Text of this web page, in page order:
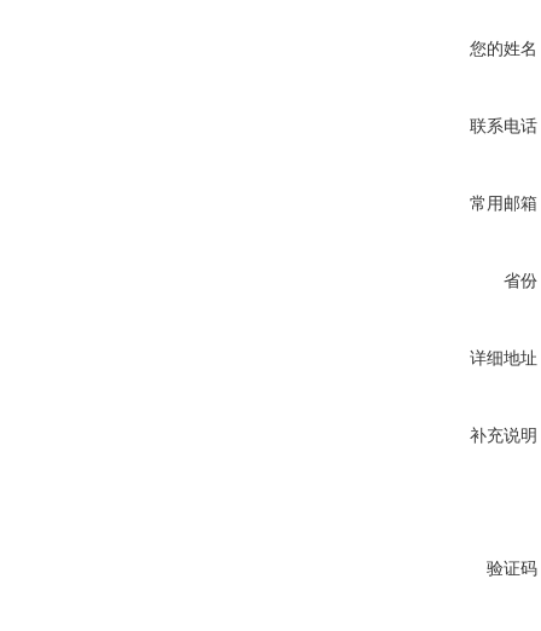
您的姓名
联系电话
常用邮箱
省份
详细地址
补充说明
验证码